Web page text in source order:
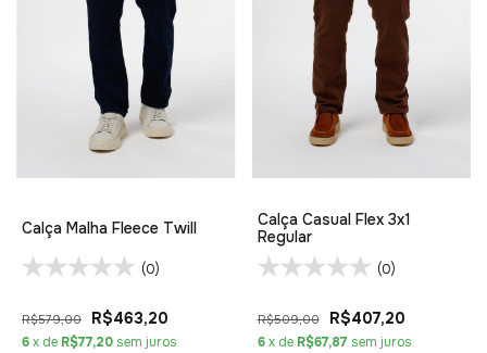
Calça Malha Fleece Twill
(0)
R$579,00 R$463,20
6x de R$77,20 sem juros
Calça Casual Flex 3x1
Regular
(0)
R$509,00 R$407,20
6 x de R$67,87 sem juros